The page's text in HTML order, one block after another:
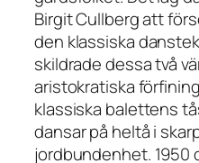
Birgit Cullberg att
den klassiska
skildrade dessa två
aristokratiska
klassiska balettens
dansar på heltå i
jordbundenhet. 1950